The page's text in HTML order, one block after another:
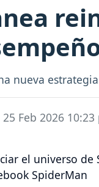
nueva
Feb 2026 10:23